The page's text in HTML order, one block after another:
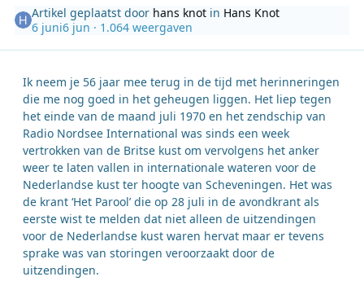
Artikel geplaatst door hans knot in Hans Knot
6 juni6 jun · 1.064 weergaven
Ik neem je 56 jaar mee terug in de tijd met herinneringen
die me nog goed in het geheugen liggen. Het liep tegen
het einde van de maand juli 1970 en het zendschip van
Radio Nordsee International was sinds een week
vertrokken van de Britse kust om vervolgens het anker
weer te laten vallen in internationale wateren voor de
Nederlandse kust ter hoogte van Scheveningen. Het was
de krant ‘Het Parool’ die op 28 juli in de avondkrant als
eerste wist te melden dat niet alleen de uitzendingen
voor de Nederlandse kust waren hervat maar er tevens
sprake was van storingen veroorzaakt door de
uitzendingen.